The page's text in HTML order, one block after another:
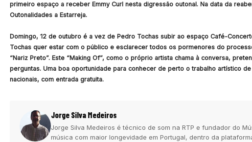
primeiro espaço a receber Emmy Curl nesta digressão outonal. Na data da
Outonalidades a Estarreja.
Domingo, 12 de outubro é a vez de Pedro Tochas subir ao espaço Café-
Tochas quer estar com o público e esclarecer todos os pormenores do
“Nariz Preto”. Este “Making Of”, como o próprio artista chama à conversa,
perguntas. Uma boa oportunidade para conhecer de perto o trabalho artístico
nacionais, com entrada gratuita.
Jorge Silva Medeiros
Jorge Silva Medeiros é técnico de som na RTP e fundador do
música com maior longevidade em Portugal, dentro da